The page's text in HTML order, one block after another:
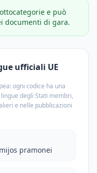
e può
documenti di gara.
ufficiali UE
ogni codice ha una
degli Stati membri,
e nelle pubblicazioni
pramonei